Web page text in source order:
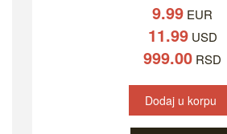
9.99 EUR
11.99USD
999.00 RSD
Dodaj u korpu